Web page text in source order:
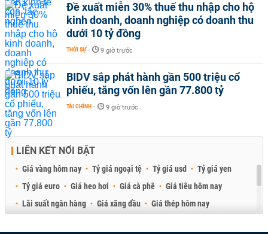
Đề xuất miễn 30% thuế thu nhập cho hộ
kinh doanh, doanh nghiệp có doanh thu
dưới 10 tỷ đồng
THỜI SỰ - 9 giờ trước
BIDV sắp phát hành gần 500 triệu cổ
phiếu, tăng vốn lên gần 77.800 tỷ
TÀI CHÍNH - 9 giờ trước
LIÊN KẾT NỔI BẬT
Giá vàng hôm nay Tỷ giá ngoại tệ Tỷ giá usd
Tỷ giá yen
Tỷ giá euro
Giá heo hơi Giá cà phê
Giá tiêu hôm nay
Lãi suất ngân hàng
Giá xăng dầu
Giá thép hôm nay